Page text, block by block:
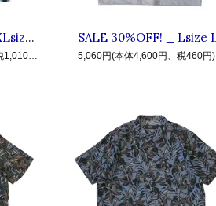
SALE 40%OFF! _ L,XLsize L.I.F.E #9 VEL ◆ LIVE IN FAB EARTH リブインファブアース : 半袖タイダイカモ柄シャツ Navy
11,110円(本体10,100円、税1,010円) 5,060円(本体4,600円、税460円)